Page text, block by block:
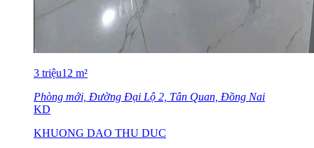
3 triệu12 m²
Phòng mới, Đường Đại Lộ 2, Tân Quan, Đồng Nai
KD
KHUONG DAO THU DUC